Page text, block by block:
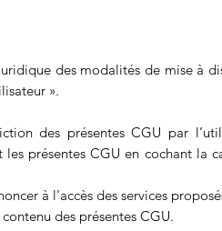
des modalités de mise à
».
des présentes CGU par
présentes CGU en cochant la
à l'accès des services
des présentes CGU.